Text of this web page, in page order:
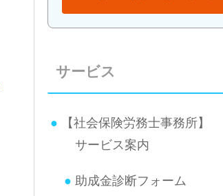
サービス
【社会保険労務士事務所】
サービス案内
助成金診断フォーム